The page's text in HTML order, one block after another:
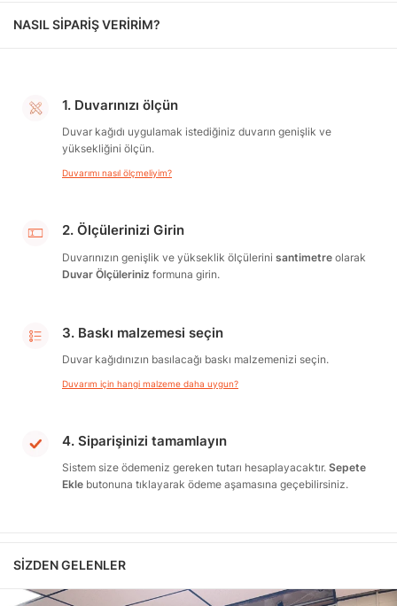
NASIL SİPARİŞ VERİRİM?
1. Duvarınızı ölçün
Duvar kağıdı uygulamak istediğiniz duvarın genişlik ve
yüksekliğini ölçün.
Duvarımı nasıl ölçmeliyim?
2. Ölçülerinizi Girin
Duvarınızın genişlik ve yükseklik ölçülerini santimetre olarak
Duvar Ölçüleriniz formuna girin.
3. Baskı malzemesi seçin
Duvar kağıdınızın basılacağı baskı malzemenizi seçin.
Duvarım için hangi malzeme daha uygun?
4. Siparişinizi tamamlayın
Sistem size ödemeniz gereken tutarı hesaplayacaktır. Sepete
Ekle butonuna tıklayarak ödeme aşamasına geçebilirsiniz.
SIZDEN GELENLER